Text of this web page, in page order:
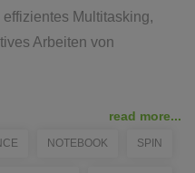
Multitasking,
Arbeiten von
read more...
NOTEBOOK SPIN